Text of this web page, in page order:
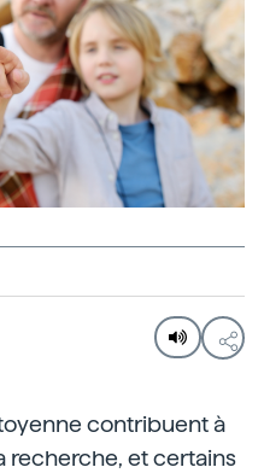
contribuent à
recherche, et certains